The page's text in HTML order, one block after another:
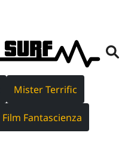
Mister Terrific
Film Fantascienza